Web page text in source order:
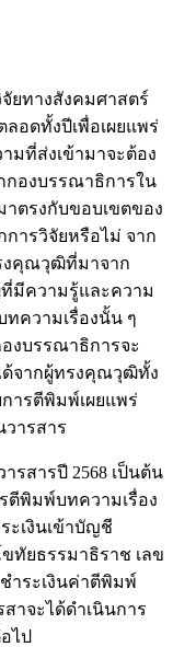
ยทางสังคมศาสตร์
อดทั้งปีเพื่อเผยแพร่
มที่ส่งเข้ามาจะต้อง
กองบรรณาธิการใน
าตรงกับขอบเขตของ
ารวิจัยหรือไม่ จาก
งคุณวุฒิที่มาจาก
มีความรู้และความ
ความเรื่องนั้น ๆ
งบรรณาธิการจะ
ด้จากผู้ทรงคุณวุฒิทั้ง
ารตีพิมพ์เผยแพร่
ารสาร
รสารปี 2568 เป็นต้น
ตีพิมพ์บทความเรื่อง
ะเงินเข้าบัญชี
ทัยธรรมาธิราช เลข
ำระเงินค่าตีพิมพ์
าจะได้ดำเนินการ
ไป